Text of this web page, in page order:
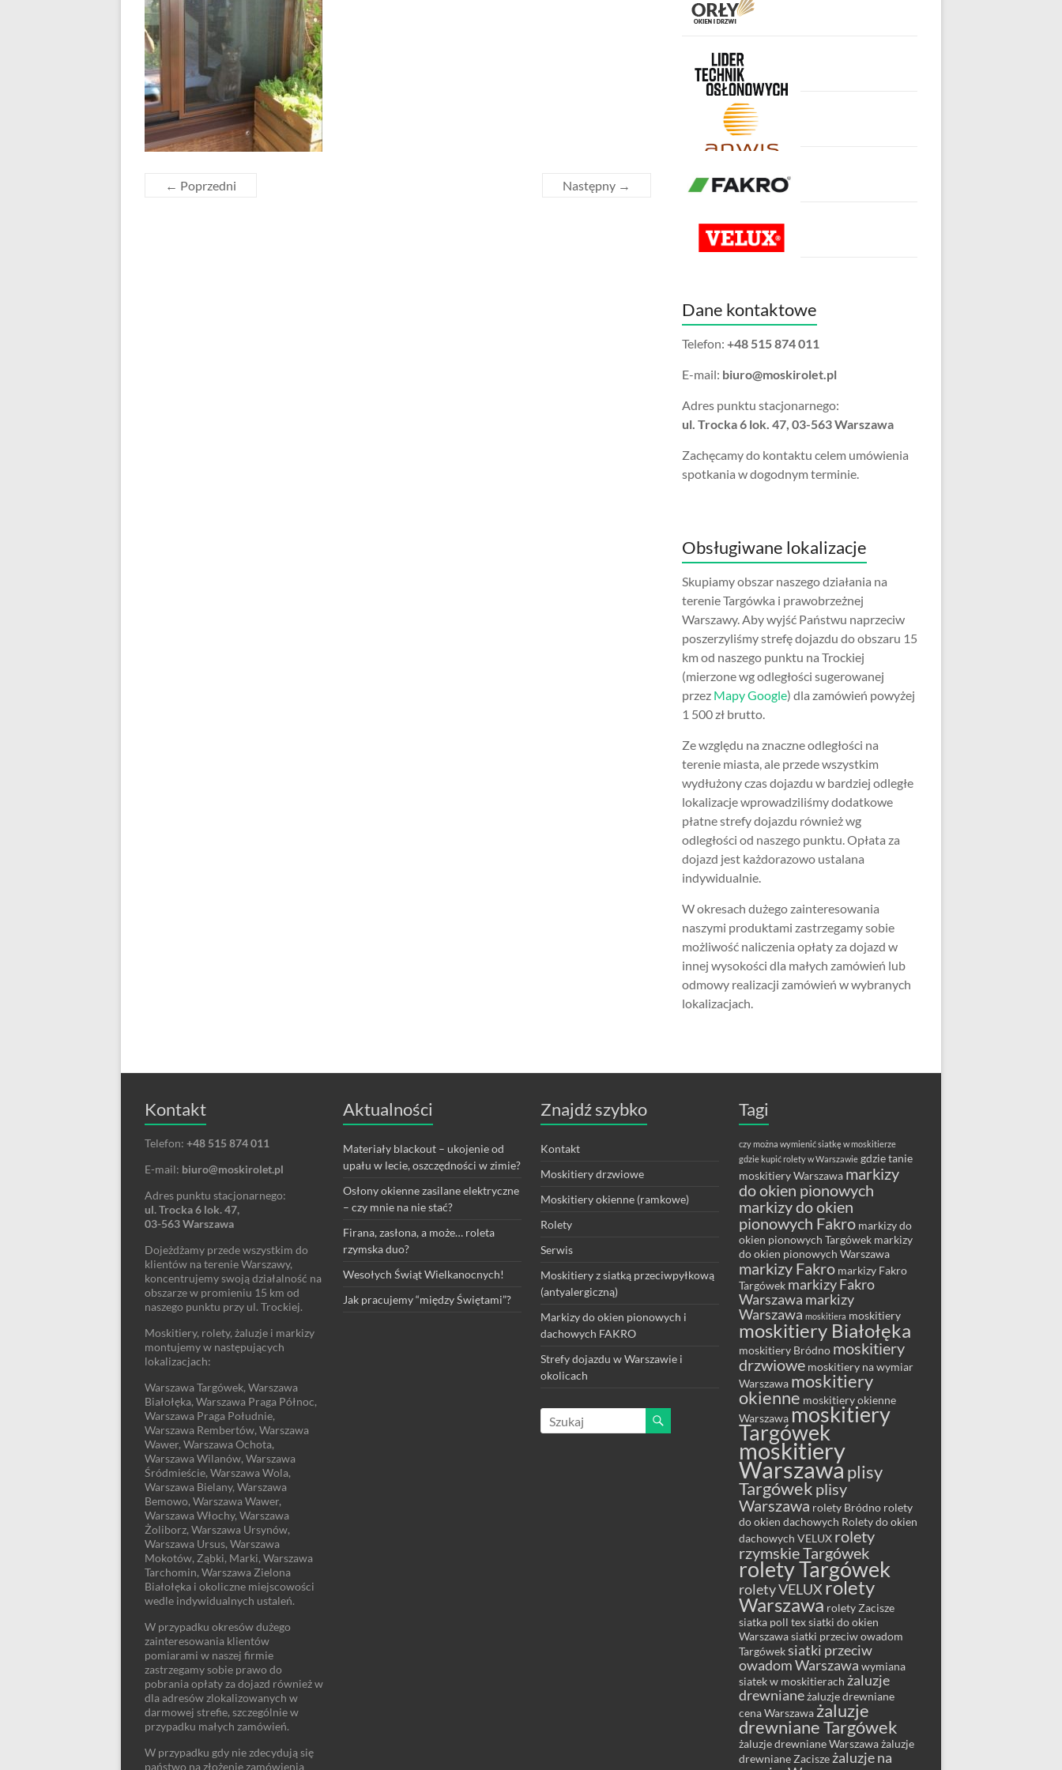
← Poprzedni Następny →
Dane kontaktowe
Telefon: +48 515 874 011
E-mail: biuro@moskirolet.pl
Adres punktu stacjonarnego:
ul. Trocka 6 lok. 47, 03-563 Warszawa
Zachęcamy do kontaktu celem umówienia
spotkania w dogodnym terminie.
Obsługiwane lokalizacje
Skupiamy obszar naszego działania na
terenie Targówka i prawobrzeżnej
Warszawy. Aby wyjść Państwu naprzeciw
poszerzyliśmy strefę dojazdu do obszaru 15
km od naszego punktu na Trockiej
(mierzone wg odległości sugerowanej
przez Mapy Google) dla zamówień powyżej
1 500 zł brutto.
Ze względu na znaczne odległości na
terenie miasta, ale przede wszystkim
wydłużony czas dojazdu w bardziej odległe
lokalizacje wprowadziliśmy dodatkowe
płatne strefy dojazdu również wg
odległości od naszego punktu. Opłata za
dojazd jest każdorazowo ustalana
indywidualnie.
W okresach dużego zainteresowania
naszymi produktami zastrzegamy sobie
możliwość naliczenia opłaty za dojazd w
innej wysokości dla małych zamówień lub
odmowy realizacji zamówień w wybranych
lokalizacjach.
Kontakt
Telefon: +48 515 874 011
E-mail: biuro@moskirolet.pl
Adres punktu stacjonarnego:
ul. Trocka 6 lok. 47,
03-563 Warszawa
Dojeżdżamy przede wszystkim do
klientów na terenie Warszawy,
koncentrujemy swoją działalność na
obszarze w promieniu 15 km od
naszego punktu przy ul. Trockiej.
Moskitiery, rolety, żaluzje i markizy
montujemy w następujących
lokalizacjach:
Warszawa Targówek, Warszawa
Białołęka, Warszawa Praga Północ,
Warszawa Praga Południe,
Warszawa Rembertów, Warszawa
Wawer, Warszawa Ochota,
Warszawa Wilanów, Warszawa
Śródmieście, Warszawa Wola,
Warszawa Bielany, Warszawa
Bemowo, Warszawa Wawer,
Warszawa Włochy, Warszawa
Żoliborz, Warszawa Ursynów,
Warszawa Ursus, Warszawa
Mokotów, Ząbki, Marki, Warszawa
Tarchomin, Warszawa Zielona
Białołęka i okoliczne miejscowości
wedle indywidualnych ustaleń.
W przypadku okresów dużego
zainteresowania klientów
pomiarami w naszej firmie
zastrzegamy sobie prawo do
pobrania opłaty za dojazd również w
dla adresów zlokalizowanych w
darmowej strefie, szczególnie w
przypadku małych zamówień.
W przypadku gdy nie zdecydują się
państwo na złożenie zamówienia
Aktualności
Materiały blackout – ukojenie od
upału w lecie, oszczędności w zimie?
Osłony okienne zasilane elektryczne
– czy mnie na nie stać?
Firana, zasłona, a może… roleta
rzymska duo?
Wesołych Świąt Wielkanocnych!
Jak pracujemy “między Świętami”?
Znajdź szybko
Kontakt
Moskitiery drzwiowe
Moskitiery okienne (ramkowe)
Rolety
Serwis
Moskitiery z siatką przeciwpyłkową
(antyalergiczną)
Markizy do okien pionowych i
dachowych FAKRO
Strefy dojazdu w Warszawie i
okolicach
Tagi
czy można wymienić siatkę w moskitierze
gdzie kupić rolety w Warszawie gdzie tanie
moskitiery Warszawa markizy
do okien pionowych
markizy do okien
pionowych Fakro markizy do
okien pionowych Targówek markizy
do okien pionowych Warszawa
markizy Fakro markizy Fakro
Targówek markizy Fakro
Warszawa markizy
Warszawa moskitiera moskitiery
moskitiery Białołęka
moskitiery Bródno moskitiery
drzwiowe moskitiery na wymiar
Warszawa moskitiery
okienne moskitiery okienne
Warszawa moskitiery
Targówek
moskitiery
Warszawa plisy
Targówek plisy
Warszawa rolety Bródno rolety
do okien dachowych Rolety do okien
dachowych VELUX rolety
rzymskie Targówek
rolety Targówek
rolety VELUX rolety
Warszawa rolety Zacisze
siatka poll tex siatki do okien
Warszawa siatki przeciw owadom
Targówek siatki przeciw
owadom Warszawa wymiana
siatek w moskitierach żaluzje
drewniane żaluzje drewniane
cena Warszawa żaluzje
drewniane Targówek
żaluzje drewniane Warszawa żaluzje
drewniane Zacisze żaluzje na